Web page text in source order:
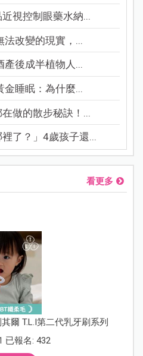
視控制眼藥水納...
法改變的現實，...
產後成半植物人...
金睡眠：為什麼...
做的散步秘訣！...
裡了？」4歲孩子還...
看更多
爾 T.L.I第二代乳牙刷系列
已報名: 432